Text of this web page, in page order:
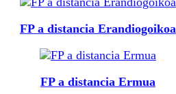
FP a distancia Erandiogoikoa
FP a distancia Ermua